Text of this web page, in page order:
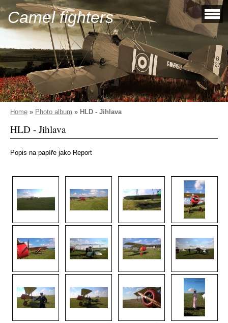
Camel fighters
Home » Photo album » HLD - Jihlava
HLD - Jihlava
Popis na papíře jako Report